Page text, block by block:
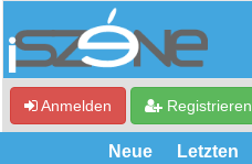
Anmelden Registrieren
Neue Letzten